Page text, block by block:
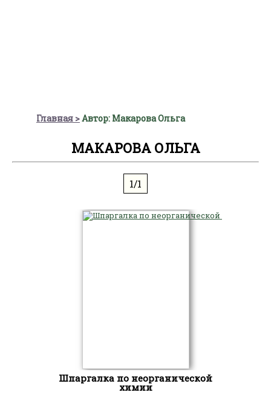
Главная Автор: Макарова Ольга
МАКАРОВА ОЛЬГА
1/1
Шпаргалка по неорганической
химии